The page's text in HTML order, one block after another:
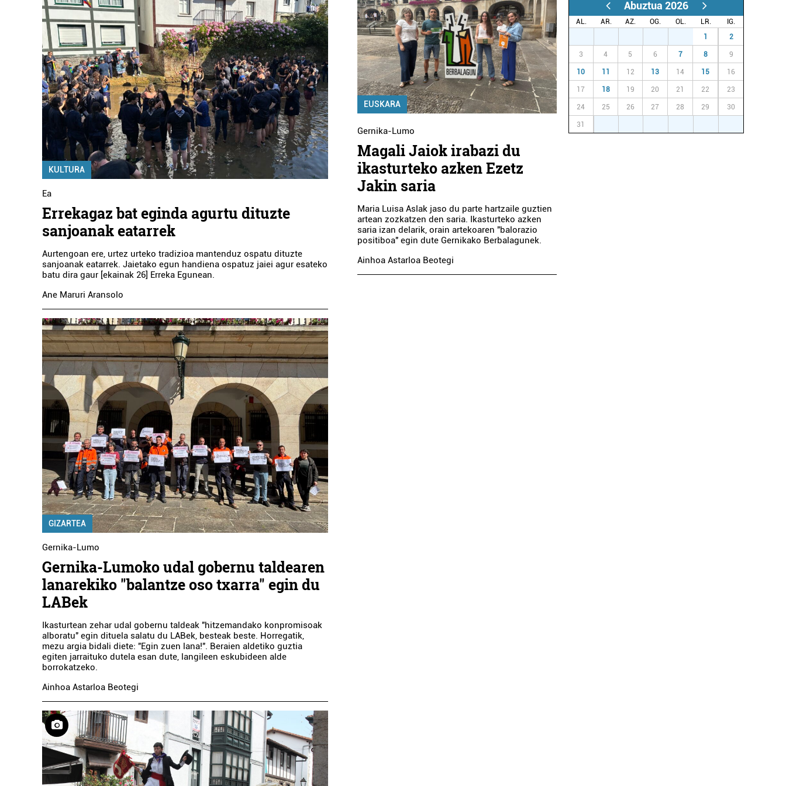
KULTURA
Ea
Errekagaz bat eginda agurtu dituzte
sanjoanak eatarrek
Aurtengoan ere, urtez urteko tradizioa mantenduz ospatu dituzte
sanjoanak eatarrek. Jaietako egun handiena ospatuz jaiei agur esateko
batu dira gaur [ekainak 26] Erreka Egunean.
Ane Maruri Aransolo
GIZARTEA
Gernika-Lumo
Gernika-Lumoko udal gobernu taldearen
lanarekiko "balantze oso txarra" egin du
LABek
Ikasturtean zehar udal gobernu taldeak "hitzemandako konpromisoak
alboratu" egin dituela salatu du LABek, besteak beste. Horregatik,
mezu argia bidali diete: "Egin zuen lana!". Beraien aldetiko guztia
egiten jarraituko dutela esan dute, langileen eskubideen alde
borrokatzeko.
Ainhoa Astarloa Beotegi
EUSKARA
Gernika-Lumo
Magali Jaiok irabazi du
ikasturteko azken Ezetz
Jakin saria
Maria Luisa Aslak jaso du parte hartzaile guztien
artean zozkatzen den saria. Ikasturteko azken
saria izan delarik, orain artekoaren "balorazio
positiboa" egin dute Gernikako Berbalagunek.
Ainhoa Astarloa Beotegi
Abuztua 2026
AL. AR. AZ. OG. OL. LR.
IG.
1 2
3 4 5 6 7 8 9
10 11 12 13 14 15 16
17 18 19 20 21 22 23
24 25 26 27 28 29 30
31